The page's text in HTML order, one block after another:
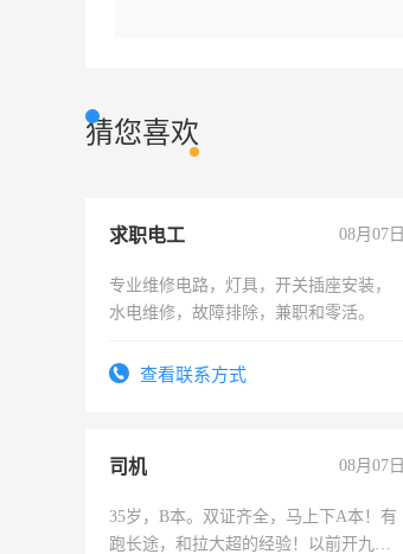
猜您喜欢
求职电工 08月07日
专业维修电路，灯具，开关插座安装，
水电维修，故障排除，兼职和零活。
查看联系方式
司机 08月07日
35岁，B本。双证齐全，马上下A本！有
跑长途，和拉大超的经验！以前开九米